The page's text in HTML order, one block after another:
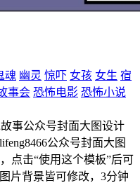
魂 幽灵 惊吓 女孩 女生 宿
事会 恐怖电影 恐怖小说
事公众号封面大图设计
公众号封面大图
点击“使用这个模板”后可
片背景皆可修改，3分钟